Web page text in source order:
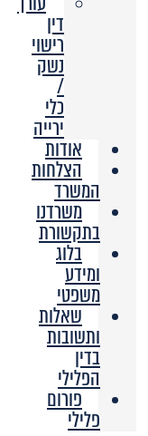
דין
רישוי
נשק
/
כלי
ירייה
אודות
הצלחות
המשרד
משרדנו
בתקשורת
בלוג
ומידע
משפטי
שאלות
ותשובות
בדין
הפלילי
פורום
פלילי